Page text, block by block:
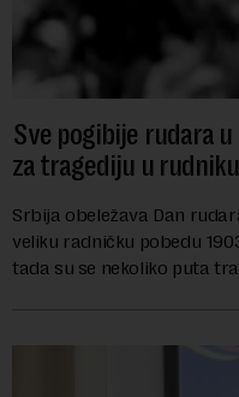
Sve pogibije rudara
za tragediju u
Srbija obeležava Dan
veliku radničku pobedu
tada su se nekoliko puta